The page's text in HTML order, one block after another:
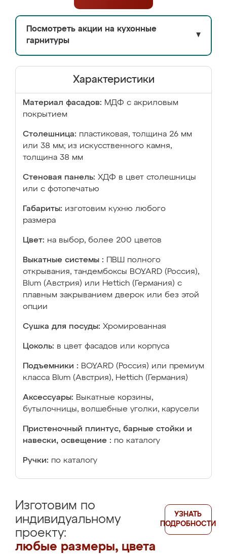
Посмотреть акции на кухонные
гарнитуры
▼
Характеристики
Материал фасадов: МДФ с акриловым
покрытием
Столешница: пластиковая, толщина 26 мм
или 38 мм; из искусственного камня,
толщина 38 мм
Стеновая панель: ХДФ в цвет столешницы
или с фотопечатью
Габариты: изготовим кухню любого
размера
Цвет: на выбор, более 200 цветов
Выкатные системы :
ПВШ полного
открывания, тандембоксы BOYARD (Россия),
Blum (Австрия) или Hettich (Германия) с
плавным закрыванием дверок или без этой
опции
Сушка для посуды: Хромированная
Цоколь: в цвет фасадов или корпуса
Подъемники : BOYARD (Россия) или премиум
класса Blum (Австрия), Hettich (Германия)
Аксессуары: Выкатные корзины,
бутылочницы, волшебные уголки, карусели
Пристеночный плинтус, барные стойки и
навески, освещение : по каталогу
Ручки: по каталогу
Изготовим по
индивидуальному
проекту:
любые размеры, цвета
УЗНАТЬ
ПОДРОБНОСТИ